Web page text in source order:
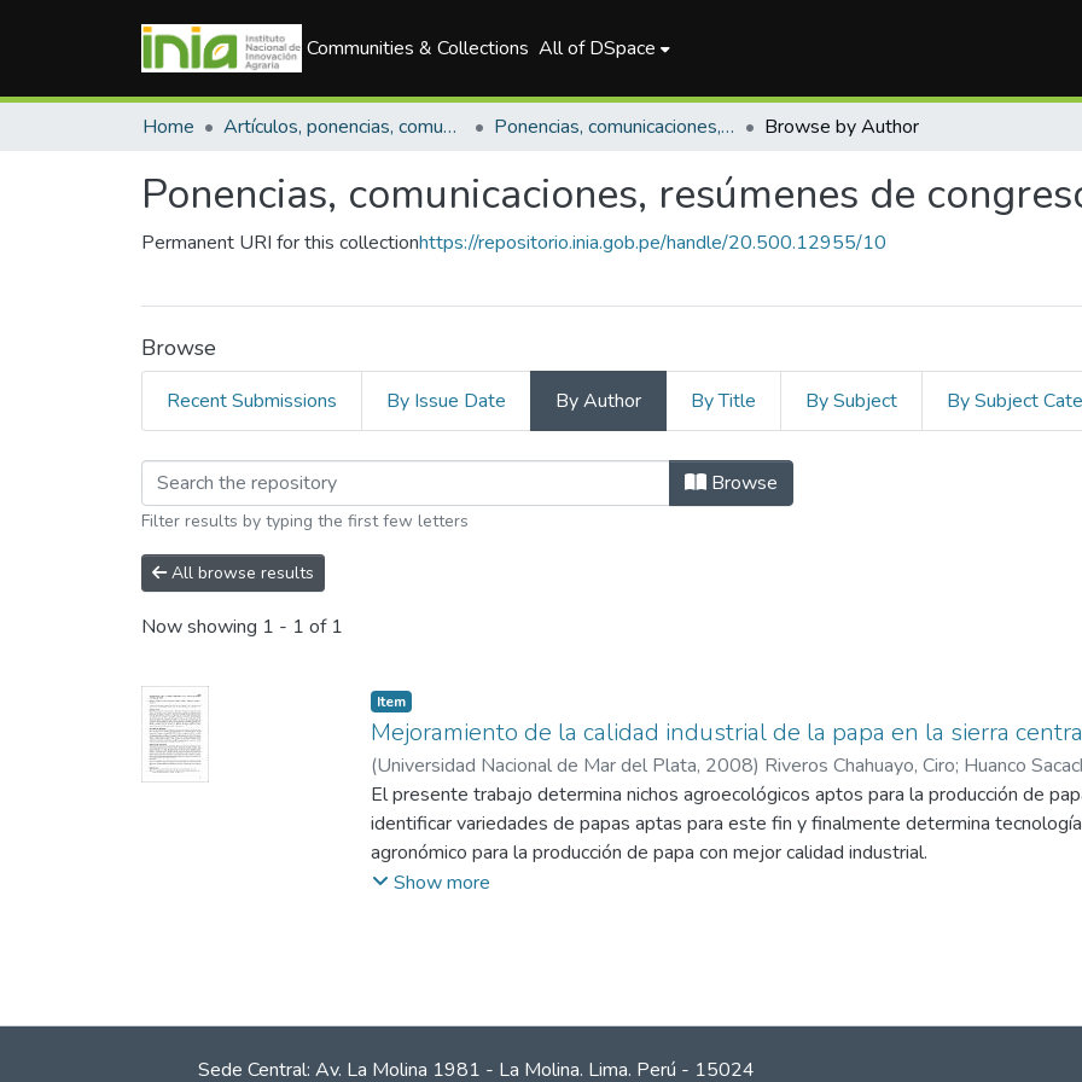
Communities & Collections All of DSpace
Home Artículos, ponencias, comunicaciones en congresos Ponencias, comunicaciones, resúmenes de congresos Browse by Author
Ponencias, comunicaciones, resúmenes de
Permanent URI for this collectionhttps://repositorio.inia.gob.pe/handle/20.500.12955/10
Browse
Recent Submissions By Issue Date By Author By Title By Subject By Subject
Browsing Ponencias, comunicaciones,
Browse
Filter results by typing the first few letters
All browse results
Now showing 1 - 1 of 1
Item
Mejoramiento de la calidad industrial de la papa en la sierra
(Universidad Nacional de Mar del Plata, 2008) Riveros Chahuayo, Ciro; Huanco
Alvarado, A. ;Zúñiga López, Luz Noemí;Torres, M.;Sanabria, M.;Cerrón, R.;Manrique
El presente trabajo determina nichos agroecológicos aptos para la producción de
identificar variedades de papas aptas para este fin y finalmente determina
agronómico para la producción de papa con mejor calidad industrial.
Show more
Sede Central: Av. La Molina 1981 - La Molina. Lima. Perú - 15024